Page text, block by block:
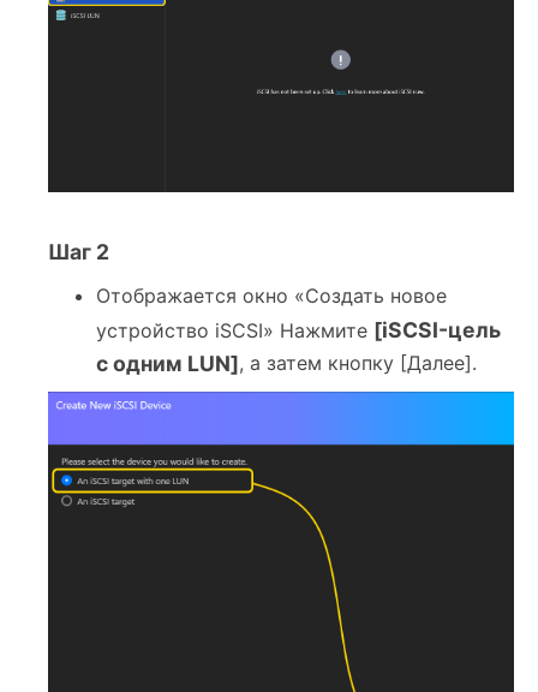
Шаг 2
Отображается окно «Создать новое
устройство iSCSI» Нажмите [iSCSI-цель
с одним LUN], а затем кнопку [Далее].